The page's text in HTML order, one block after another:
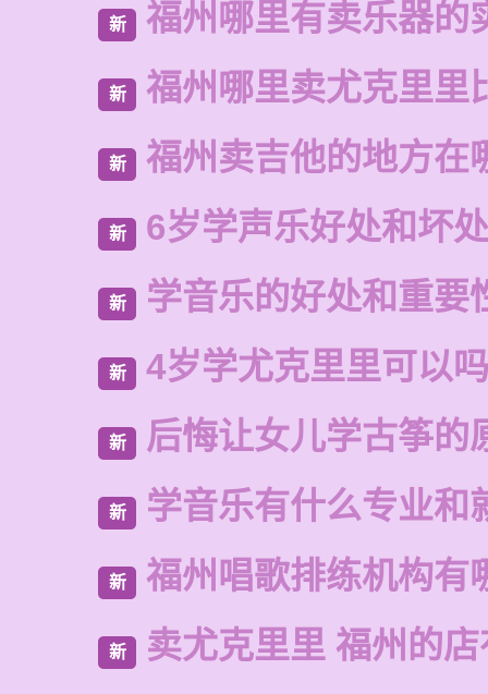
新 福州哪里有卖乐器的
新 福州哪里卖尤克里里
新 福州卖吉他的地方在
新 6岁学声乐好处和坏处
新 学音乐的好处和重要
新 4岁学尤克里里可以吗
新 后悔让女儿学古筝的
新 学音乐有什么专业和
新 福州唱歌排练机构有
新 卖尤克里里 福州的